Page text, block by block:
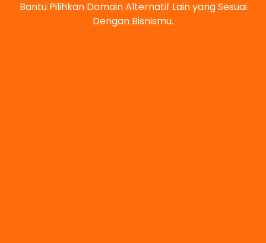
Bantu Pilihkan Domain Alternatif Lain yang Sesuai
Dengan Bisnismu.